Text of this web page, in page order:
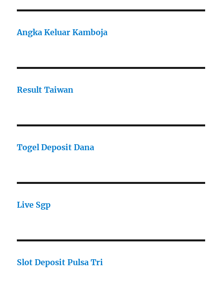
Angka Keluar Kamboja
Result Taiwan
Togel Deposit Dana
Live Sgp
Slot Deposit Pulsa Tri